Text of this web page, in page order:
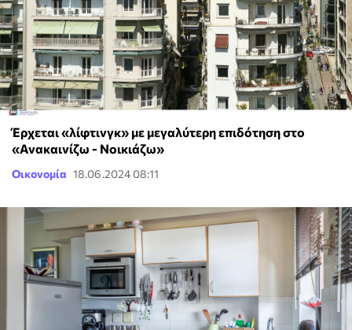
Έρχεται «λίφτινγκ» με μεγαλύτερη επιδότηση στο
«Ανακαινίζω - Νοικιάζω»
Οικονομία 18.06.2024 08:11